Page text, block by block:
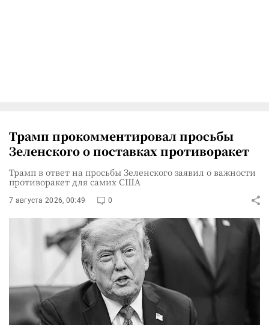
Трамп прокомментировал просьбы
Зеленского о поставках противоракет
Трамп в ответ на просьбы Зеленского заявил о важности
противоракет для самих США
7 августа 2026, 00:49 0